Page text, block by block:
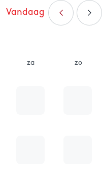
Vandaag
za zo